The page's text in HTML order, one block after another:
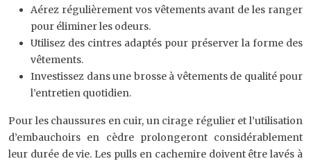
Aérez régulièrement vos vêtements avant de les ranger
pour éliminer les odeurs.
Utilisez des cintres adaptés pour préserver la forme des
vêtements.
Investissez dans une brosse à vêtements de qualité pour
l’entretien quotidien.
Pour les chaussures en cuir, un cirage régulier et l’utilisation
d’embauchoirs en cèdre prolongeront considérablement
leur durée de vie. Les pulls en cachemire doivent être lavés à